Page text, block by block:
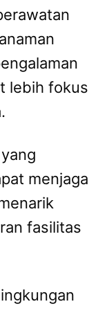
lebih fokus
menjaga
fasilitas